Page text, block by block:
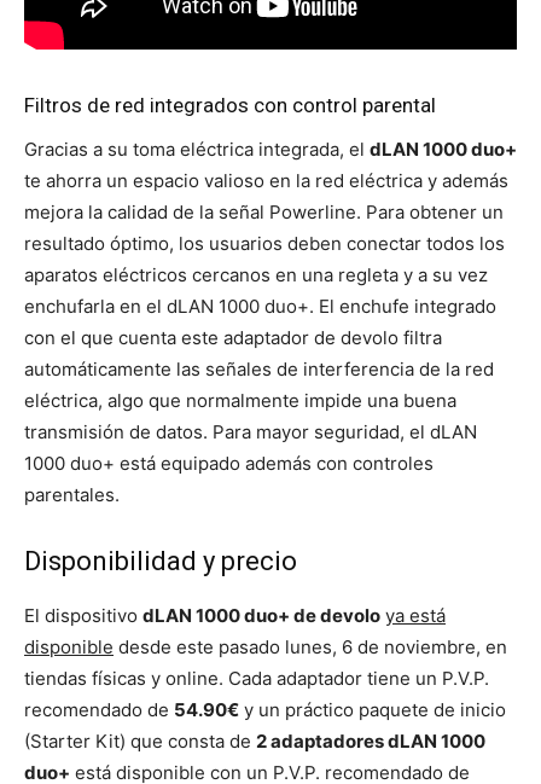
Filtros de red integrados con control parental
Gracias a su toma eléctrica integrada, el dLAN 1000 duo+
te ahorra un espacio valioso en la red eléctrica y además
mejora la calidad de la señal Powerline. Para obtener un
resultado óptimo, los usuarios deben conectar todos los
aparatos eléctricos cercanos en una regleta y a su vez
enchufarla en el dLAN 1000 duo+. El enchufe integrado
con el que cuenta este adaptador de devolo filtra
automáticamente las señales de interferencia de la red
eléctrica, algo que normalmente impide una buena
transmisión de datos. Para mayor seguridad, el dLAN
1000 duo+ está equipado además con controles
parentales.
Disponibilidad y precio
El dispositivo dLAN 1000 duo+ de devolo ya está
disponible desde este pasado lunes, 6 de noviembre, en
tiendas físicas y online. Cada adaptador tiene un P.V.P.
recomendado de 54.90€ y un práctico paquete de inicio
(Starter Kit) que consta de 2 adaptadores dLAN 1000
duo+ está disponible con un P.V.P. recomendado de